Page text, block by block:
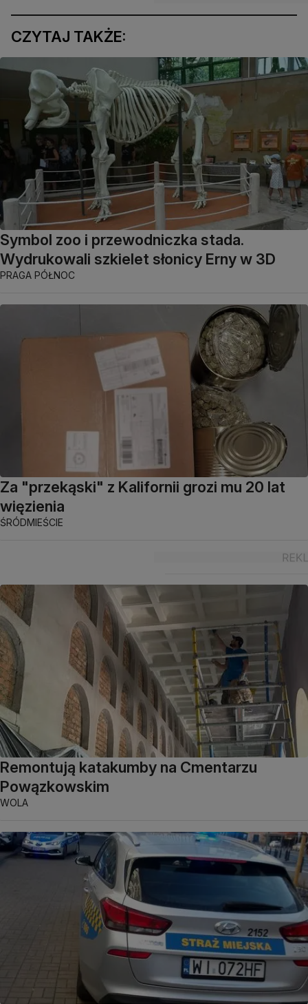
CZYTAJ TAKŻE:
Symbol zoo i przewodniczka stada.
Wydrukowali szkielet słonicy Erny w 3D
PRAGA PÓŁNOC
Za "przekąski" z Kalifornii grozi mu 20 lat
więzienia
ŚRÓDMIEŚCIE
Remontują katakumby na Cmentarzu
Powązkowskim
WOLA